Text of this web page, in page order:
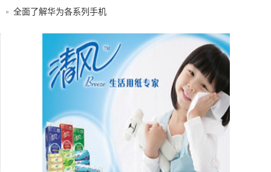
全面了解华为各系列手机
荣耀Play4用上天玑800处理器:7nmA